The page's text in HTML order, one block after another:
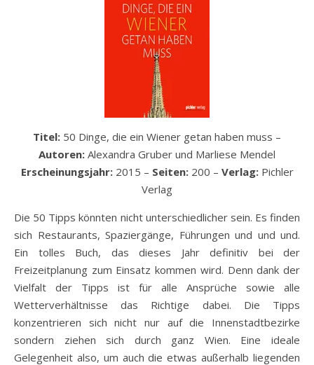
Titel: 50 Dinge, die ein Wiener getan haben muss –
Autoren: Alexandra Gruber und Marliese Mendel
Erscheinungsjahr:2015 – Seiten:200 – Verlag:Pichler
Verlag
Die 50 Tipps könnten nicht unterschiedlicher sein. Es finden
sich Restaurants, Spaziergänge, Führungen und und und.
Ein tolles Buch, das dieses Jahr definitiv bei der
Freizeitplanung zum Einsatz kommen wird. Denn dank der
Vielfalt der Tipps ist für alle Ansprüche sowie alle
Wetterverhältnisse das Richtige dabei. Die Tipps
konzentrieren sich nicht nur auf die Innenstadtbezirke
sondern ziehen sich durch ganz Wien. Eine ideale
Gelegenheit also, um auch die etwas außerhalb liegenden